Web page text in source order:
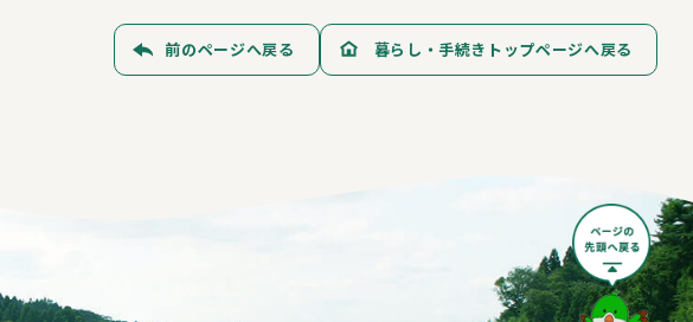
前のページへ戻る 暮らし・手続きトップページへ戻る